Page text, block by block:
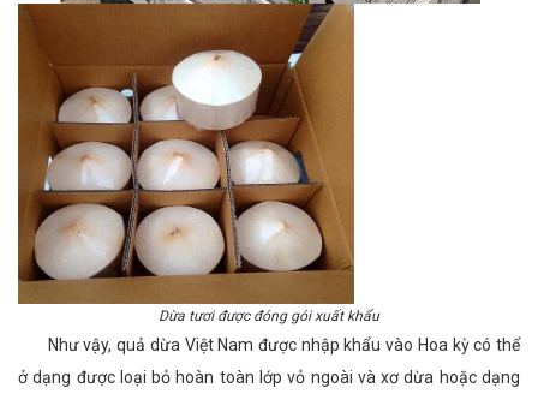
Dừa tươi được đóng gói xuất khẩu
Như vậy, quả dừa Việt Nam được nhập khẩu vào Hoa kỳ có thể
ở dạng được loại bỏ hoàn toàn lớp vỏ ngoài và xơ dừa hoặc dạng